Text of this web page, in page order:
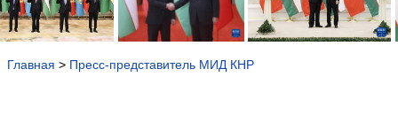
Главная > Пресс-представитель МИД КНР